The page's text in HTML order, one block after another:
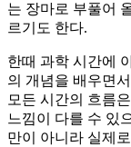
는 장마로 부풀어
르기도 한다.
한때 과학 시간에
의 개념을 배우면
모든 시간의 흐름
느낌이 다를 수 있
만이 아니라 실제